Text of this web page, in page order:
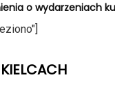
o wydarzeniach